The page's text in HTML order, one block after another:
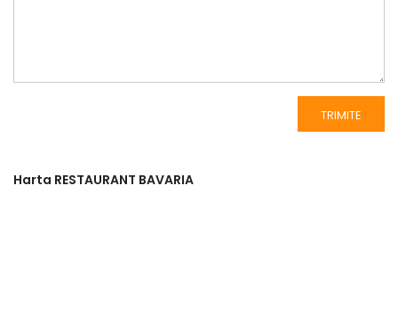
Harta RESTAURANT BAVARIA